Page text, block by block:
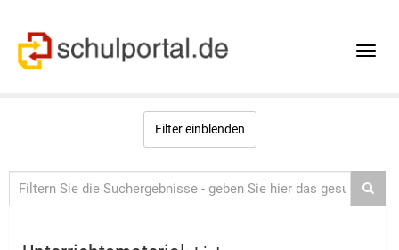
Toggle
Filter einblenden